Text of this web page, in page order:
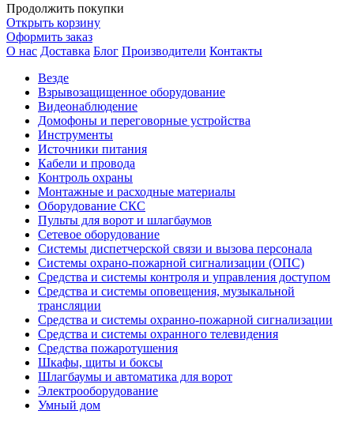
Продолжить покупки
Открыть корзину
Оформить заказ
О нас Доставка Блог Производители Контакты
Везде
Взрывозащищенное оборудование
Видеонаблюдение
Домофоны и переговорные устройства
Инструменты
Источники питания
Кабели и провода
Контроль охраны
Монтажные и расходные материалы
Оборудование СКС
Пульты для ворот и шлагбаумов
Сетевое оборудование
Системы диспетчерской связи и вызова персонала
Системы охрано-пожарной сигнализации (ОПС)
Средства и системы контроля и управления доступом
Средства и системы оповещения, музыкальной
трансляции
Средства и системы охранно-пожарной сигнализации
Средства и системы охранного телевидения
Средства пожаротушения
Шкафы, щиты и боксы
Шлагбаумы и автоматика для ворот
Электрооборудование
Умный дом